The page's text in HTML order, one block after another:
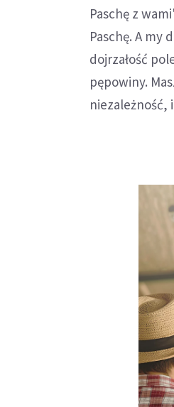
Paschę z
Paschę. A my
dojrzałość
pępowiny.
niezależność,